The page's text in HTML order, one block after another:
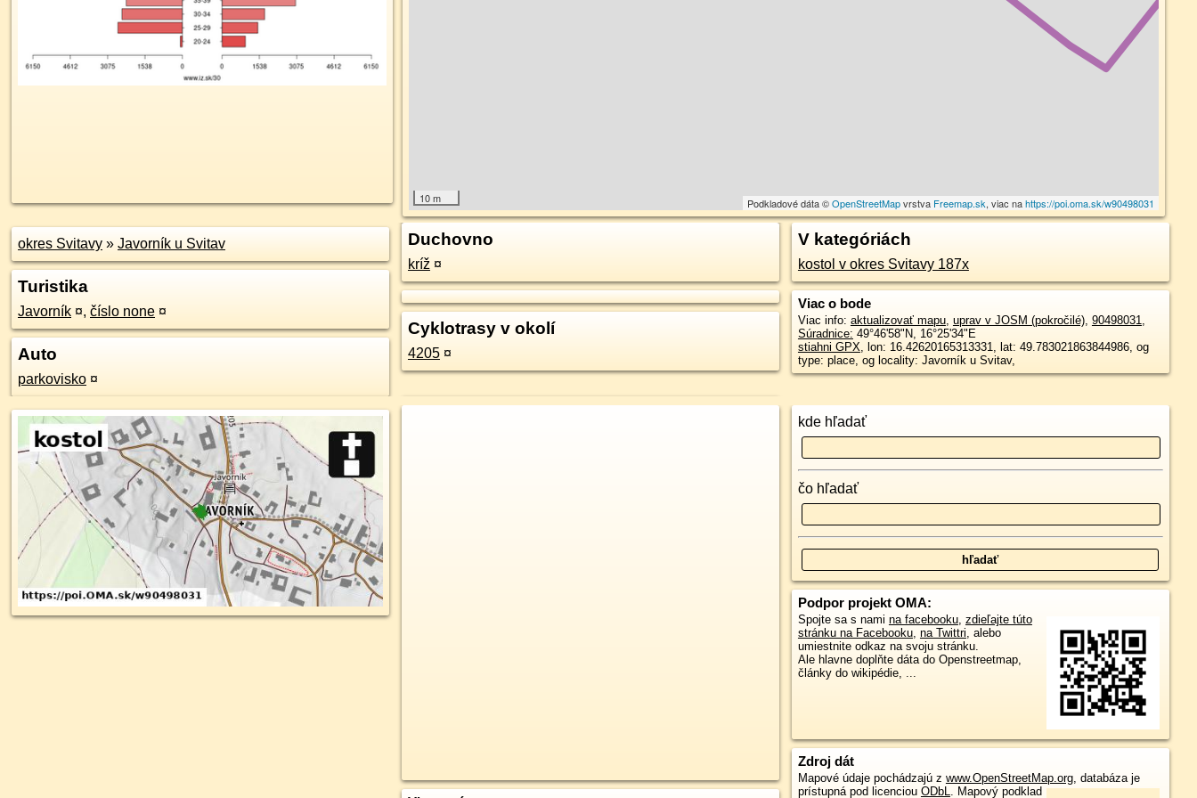
10 m Podkladové dáta ©OpenStreetMapvrstva Freemap.sk, viac nahttps://poi.oma.sk/w90498031
okres Svitavy » Javorník u Svitav
Turistika
Javorník ¤, číslo none ¤
Auto
parkovisko ¤
Duchovno
kríž ¤
Cyklotrasy v okolí
4205 ¤
V kategóriách
kostol v okres Svitavy 187x
Viac o bode
Viac info: aktualizovať mapu, uprav v JOSM (pokročilé), 90498031,
Súradnice: 49°46'58"N, 16°25'34"E
stiahni GPX, lon: 16.42620165313331, lat: 49.783021863844986, og
type: place, og locality: Javorník u Svitav,
kde hľadať
čo hľadať
Podpor projekt OMA:
Spojte sa s nami na facebooku, zdieľajte túto
stránku na Facebooku, na Twittri, alebo
umiestnite odkaz na svoju stránku.
Ale hlavne doplňte dáta do Openstreetmap,
články do wikipédie, ...
Zdroj dát
Mapové údaje pochádzajú z www.OpenStreetMap.org, databáza je
prístupná pod licenciou ODbL. Mapový podklad